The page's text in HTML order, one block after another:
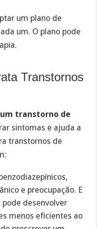
um plano de
um. O plano pode
Transtornos
transtorno de
sintomas e ajuda a
transtornos de
e preocupação. E
desenvolver
menos eficientes ao